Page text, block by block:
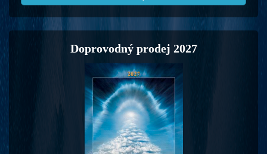
Doprovodný prodej 2027